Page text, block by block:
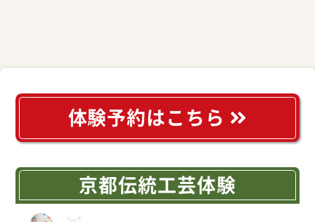
体験予約はこちら
京都伝統工芸体験